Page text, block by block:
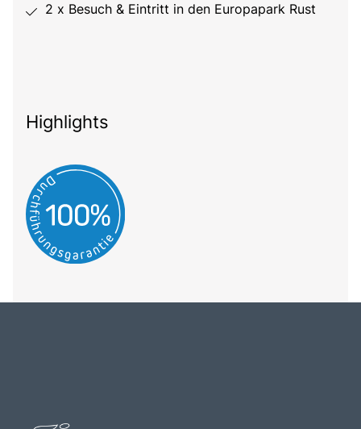
2 x Besuch & Eintritt in den Europapark Rust
Highlights